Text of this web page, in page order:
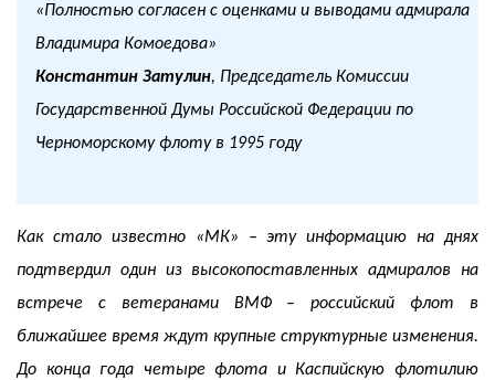
«Полностью согласен с оценками и выводами адмирала
Владимира Комоедова»
Константин Затулин, Председатель Комиссии
Государственной Думы Российской Федерации по
Черноморскому флоту в 1995 году
Как стало известно «МК» – эту информацию на днях
подтвердил один из высокопоставленных адмиралов на
встрече с ветеранами ВМФ – российский флот в
ближайшее время ждут крупные структурные изменения.
До конца года четыре флота и Каспийскую флотилию